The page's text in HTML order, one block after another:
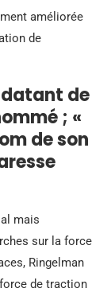
améliorée
de
datant de
; «
de son
mais
sur la force
Ringelman
de traction